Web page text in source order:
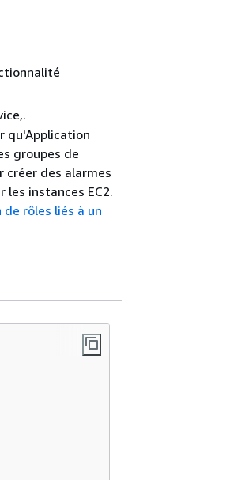
qu'Application
groupes de
créer des alarmes
instances EC2.
rôles liés à un